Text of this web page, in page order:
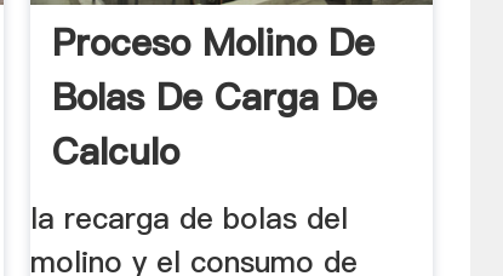
Proceso Molino De
Bolas De Carga De
Calculo
la recarga de bolas del
molino y el consumo de